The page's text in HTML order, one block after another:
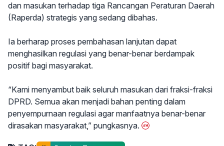
dan masukan terhadap tiga Rancangan Peraturan Daerah
(Raperda) strategis yang sedang dibahas.
Ia berharap proses pembahasan lanjutan dapat
menghasilkan regulasi yang benar-benar berdampak
positif bagi masyarakat.
“Kami menyambut baik seluruh masukan dari fraksi-fraksi
DPRD. Semua akan menjadi bahan penting dalam
penyempurnaan regulasi agar manfaatnya benar-benar
dirasakan masyarakat,” pungkasnya.